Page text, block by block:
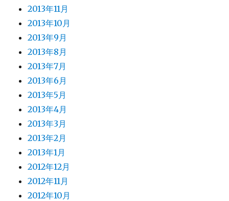
2013年11月
2013年10月
2013年9月
2013年8月
2013年7月
2013年6月
2013年5月
2013年4月
2013年3月
2013年2月
2013年1月
2012年12月
2012年11月
2012年10月